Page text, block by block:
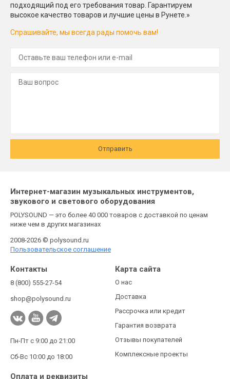
подходящий под его требования товар. Гарантируем
высокое качество товаров и лучшие цены в Рунете.»
Спрашивайте, мы всегда рады помочь вам!
Отправить
Интернет-магазин музыкальных инструментов,
звукового и светового оборудования
POLYSOUND — это более 40 000 товаров с доставкой по ценам
ниже чем в других магазинах
2008-2026 © polysound.ru
Пользовательское соглашение
Контакты
8 (800) 555-27-54
shop@polysound.ru
Пн-Пт с 9:00 до 21:00
Сб-Вс 10:00 до 18:00
Карта сайта
О нас
Доставка
Рассрочка или кредит
Гарантия возврата
Отзывы покупателей
Комплексные проекты
Оплата и реквизиты